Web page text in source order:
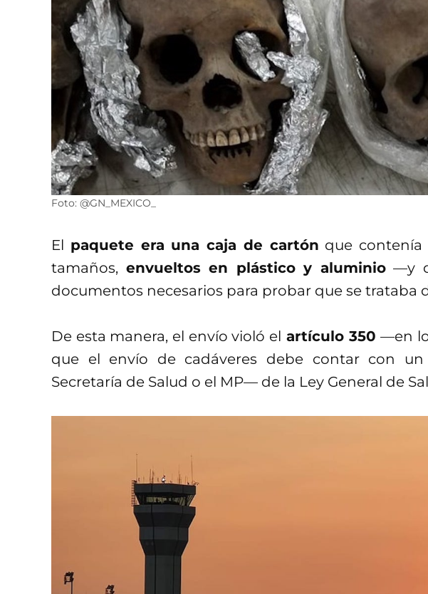
Foto: @GN_MEXICO_
El paquete era una caja de cartón que contenía
tamaños, envueltos en plástico y aluminio—y
documentos necesarios para probar que se trataba
De esta manera, el envío violó el artículo 350—en
que el envío de cadáveres debe contar con
Secretaría de Salud o el MP— de la Ley General de